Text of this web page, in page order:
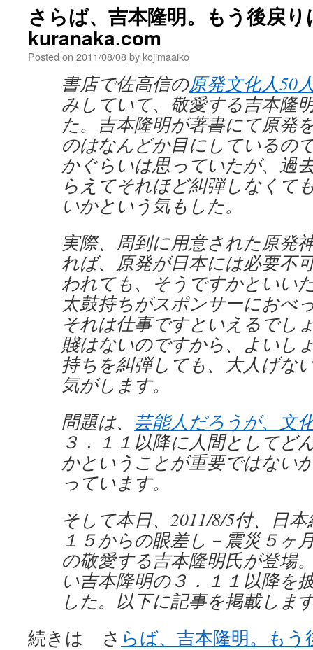
さらば、吉本隆明。もう後戻
kuranaka.com
Posted on 2011/08/08by kojimaaiko
書店で佐高信の原発文化人50
みしていて、敬愛する吉本隆
た。吉本隆明が著書にて原発
のはなんどか目にしているの
かぐらいは思っていたが、過
らえてそれほど糾弾しなくて
いかという気もした。
実際、周到に用意された原発
れば、原発が日本には必要不
われても、そうですかといい
太鼓持ちがスポンサーにおべ
それは仕事ですといえるでし
賤はないのですから、よいし
持ちを糾弾しても、大人げな
気がします。
問題は、 芸能人だろうが、文
３．１１以降に人間としてど
かということが重要ではない
っています。
そして本日、2011/8/5付、日
１５からの眼差し－震災５ヶ
の敬愛する吉本隆明氏が登場
い吉本隆明の３．１１以降を
した。以下に記事を掲載しま
続きは さ らば、吉本隆明。も